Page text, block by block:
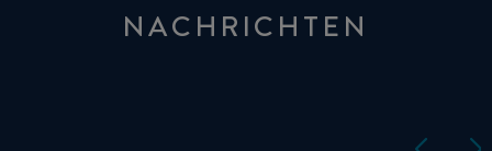
NACHRICHTEN